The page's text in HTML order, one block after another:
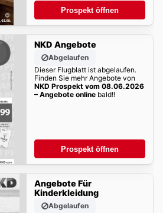
Prospekt öffnen
NKD Angebote
Abgelaufen
Dieser Flugblatt ist abgelaufen.
Finden Sie mehr Angebote von
NKD Prospekt vom 08.06.2026
– Angebote onlinebald!!
Prospekt öffnen
Angebote Für
Kinderkleidung
Abgelaufen